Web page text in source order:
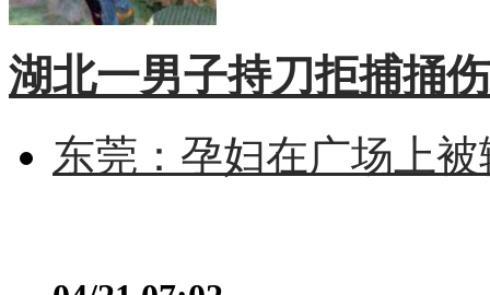
湖北一男子持刀拒捕捅
东莞：孕妇在广场上